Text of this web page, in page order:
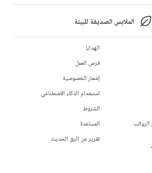
الملابس الصديقة للبيئة
الهدايا
فرص العمل
إشعار الخصوصية
استخدام الذكاء الاصطناعي
الشروط
المساعدة
تقرير عن الرق الحديث